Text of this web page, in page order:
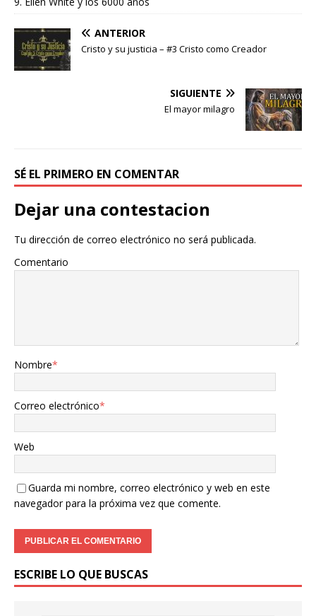
ANTERIOR
Cristo y su justicia – #3 Cristo como Creador
SIGUIENTE
El mayor milagro
SÉ EL PRIMERO EN COMENTAR
Dejar una contestacion
Tu dirección de correo electrónico no será publicada.
Comentario
Nombre*
Correo electrónico*
Web
Guarda mi nombre, correo electrónico y web en este
navegador para la próxima vez que comente.
ESCRIBE LO QUE BUSCAS